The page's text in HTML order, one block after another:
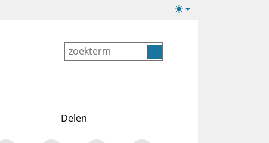
Lichte/donkere
Delen